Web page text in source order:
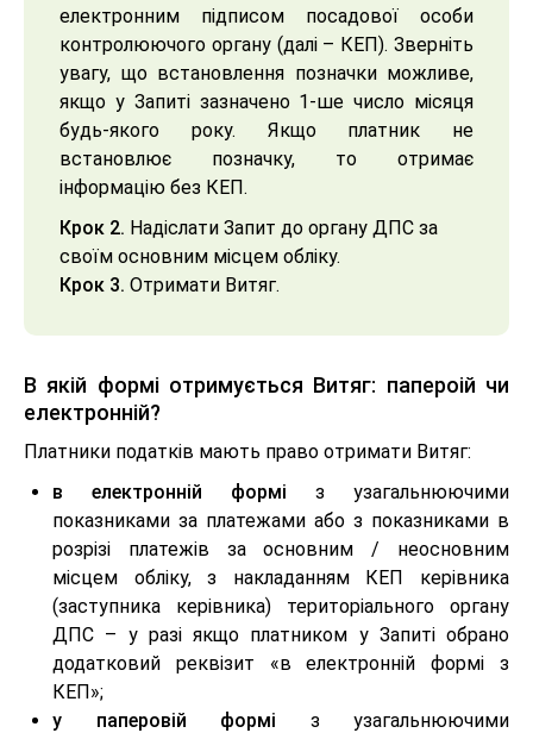
електронним підписом посадової особи
контролюючого органу (далі – КЕП). Зверніть
увагу, що встановлення позначки можливе,
якщо у Запиті зазначено 1-ше число місяця
будь-якого року. Якщо платник не
встановлює позначку, то отримає
інформацію без КЕП.
Крок 2. Надіслати Запит до органу ДПС за
своїм основним місцем обліку.
Крок 3. Отримати Витяг.
В якій формі отримується Витяг: папероій чи
електронній?
Платники податків мають право отримати Витяг:
в електронній формі з узагальнюючими
показниками за платежами або з показниками в
розрізі платежів за основним / неосновним
місцем обліку, з накладанням КЕП керівника
(заступника керівника) територіального органу
ДПС – у разі якщо платником у Запиті обрано
додатковий реквізит «в електронній формі з
КЕП»;
у паперовій формі з узагальнюючими